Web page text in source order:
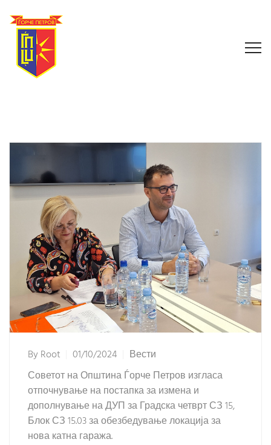
ByRoot 01/10/2024
Вести
Советот на Општина Ѓорче Петров изгласа
отпочнување на постапка за измена и
дополнување на ДУП за Градска четврт СЗ 15,
Блок СЗ 15.03 за обезбедување локација за
нова катна гаража.